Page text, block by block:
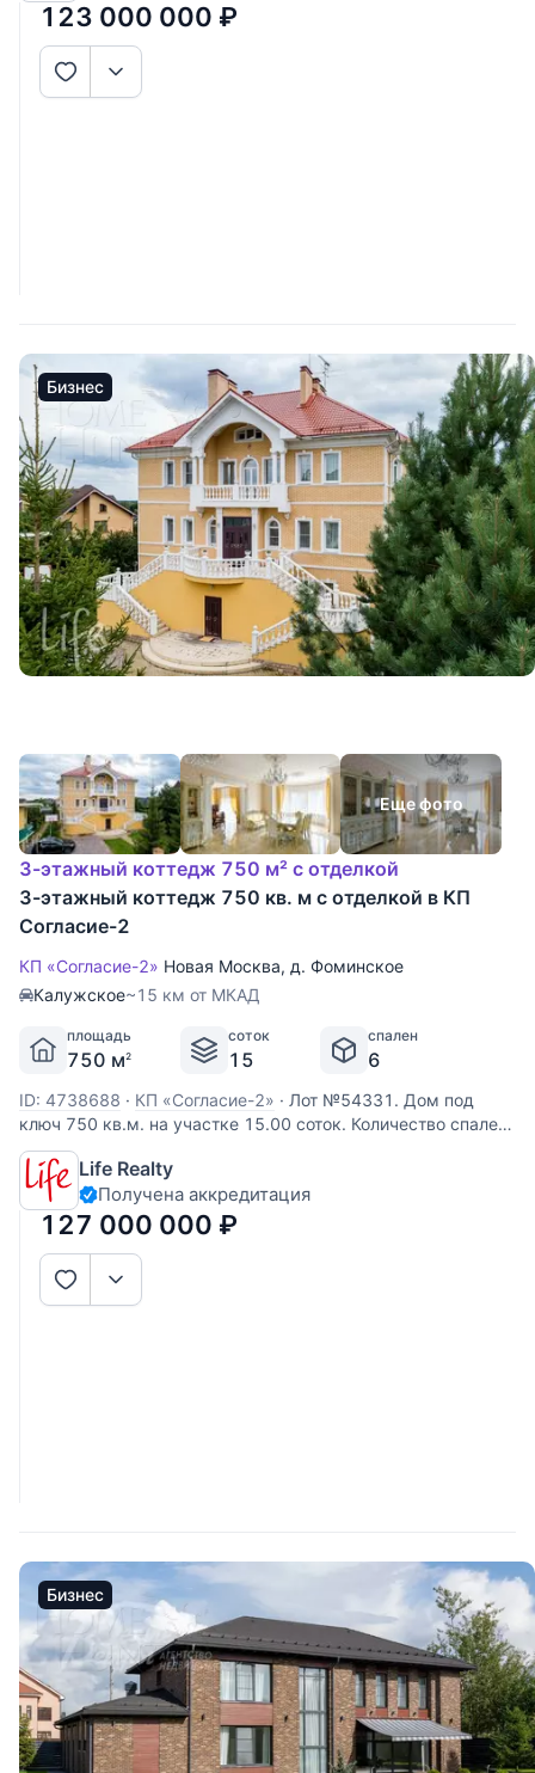
планировка, высокие потолки с
123 000 000 ₽
Бизнес
Еще фото
3-этажный коттедж 750 м² с отделкой
3-этажный коттедж 750 кв. м с отделкой в КП
Согласие-2
КП «Согласие-2» Новая Москва, д. Фоминское
Калужское~15 км от МКАД
площадь
750 м2
соток
15
спален
6
ID: 4738688 · КП «Согласие-2» · Лот №54331. Дом под
ключ 750 кв.м. на участке 15.00 соток. Количество спален:
6. Коттеджный посёлок «Согласие 2», Калужское шоссе, 15
км от МКАД. На участке есть плодовые деревья и
кустарники. Отдельно стоящий гараж на 3 м/м с квартирой
для
Life Realty
Получена аккредитация
127 000 000 ₽
Бизнес